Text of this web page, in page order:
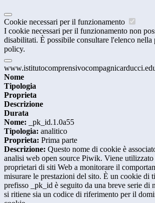
Cookie necessari per il funzionamento
I cookie necessari per il funzionamento non
disabilitati. È possibile consultare l'elenco nella
policy.
Nome
Tipologia
Proprieta
Descrizione
Durata
Nome: _pk_id.1.0a55
Tipologia: analitico
Proprieta: Prima parte
Descrizione: Questo nome di cookie è
analisi web open source Piwik. Viene utilizzato
proprietari di siti Web a monitorare il
misurare le prestazioni del sito. È un cookie di
prefisso _pk_id è seguito da una breve serie di
si ritiene sia un codice di riferimento per il